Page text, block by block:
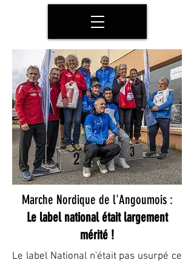
Marche Nordique de l'Angoumois :
Le label national était largement
mérité !
Le label National n'était pas usurpé ce